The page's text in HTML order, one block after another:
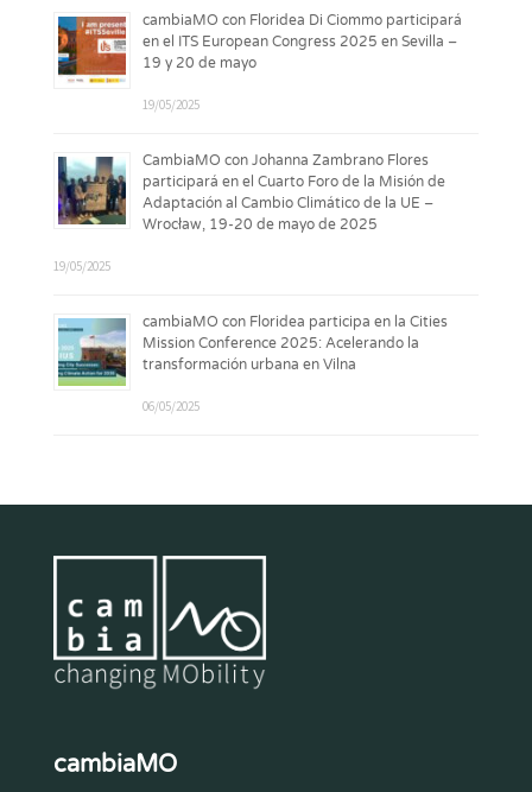
cambiaMO con Floridea Di Ciommo participará
en el ITS European Congress 2025 en Sevilla –
19 y 20 de mayo
19/05/2025
CambiaMO con Johanna Zambrano Flores
participará en el Cuarto Foro de la Misión de
Adaptación al Cambio Climático de la UE –
Wrocław, 19-20 de mayo de 2025
19/05/2025
cambiaMO con Floridea participa en la Cities
Mission Conference 2025: Acelerando la
transformación urbana en Vilna
06/05/2025
cambiaMO